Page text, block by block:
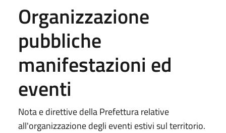
Organizzazione
pubbliche
manifestazioni ed
eventi
Nota e direttive della Prefettura relative
all'organizzazione degli eventi estivi sul territorio.